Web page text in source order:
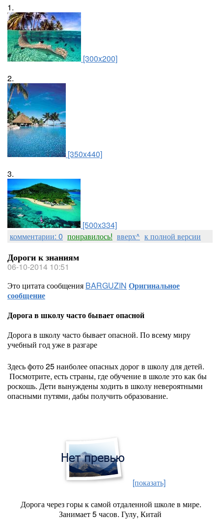
1.
[300x200]
2.
[350x440]
3.
[500x334]
комментарии: 0 понравилось! вверх^ к полной версии
Дороги к знаниям
06-10-2014 10:51
Это цитата сообщения BARGUZIN Оригинальное
сообщение
Дорога в школу часто бывает опасной
Дорога в школу часто бывает опасной. По всему миру
учебный год уже в разгаре
Здесь фото 25 наиболее опасных дорог в школу для детей.
Посмотрите, есть страны, где обучение в школе это как бы
роскошь. Дети вынуждены ходить в школу невероятными
опасными путями, дабы получить образование.
[показать]
Дорога через горы к самой отдаленной школе в мире.
Занимает 5 часов. Гулу, Китай